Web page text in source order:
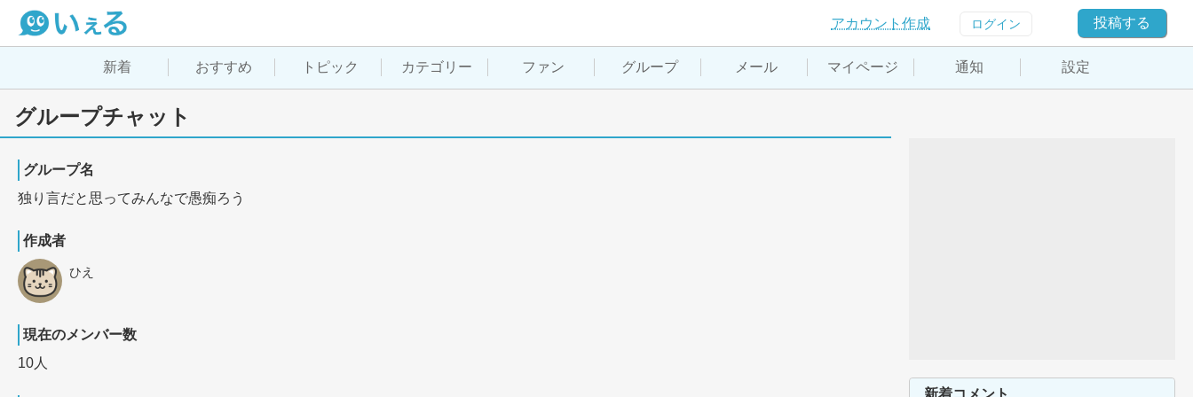
アカウント作成 ログイン 投稿する
新着 おすすめ トピック カテゴリー ファン グループ メール マイページ 通知 設定
グループチャット
グループ名
独り言だと思ってみんなで愚痴ろう
作成者
ひえ
現在のメンバー数
10人
新着コメント